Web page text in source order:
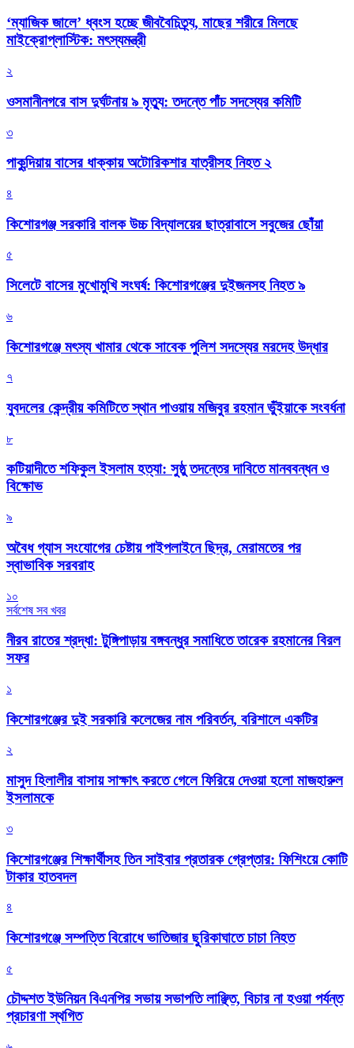
‘ম্যাজিক জালে’ ধ্বংস হচ্ছে জীববৈচিত্র্য, মাছের শরীরে মিলছে
মাইক্রোপ্লাস্টিক: মৎস্যমন্ত্রী
২
ওসমানীনগরে বাস দুর্ঘটনায় ৯ মৃত্যু: তদন্তে পাঁচ সদস্যের কমিটি
৩
পাকুন্দিয়ায় বাসের ধাক্কায় অটোরিকশার যাত্রীসহ নিহত ২
৪
কিশোরগঞ্জ সরকারি বালক উচ্চ বিদ্যালয়ের ছাত্রাবাসে সবুজের ছোঁয়া
৫
সিলেটে বাসের মুখোমুখি সংঘর্ষ: কিশোরগঞ্জের দুইজনসহ নিহত ৯
৬
কিশোরগঞ্জে মৎস্য খামার থেকে সাবেক পুলিশ সদস্যের মরদেহ উদ্ধার
৭
যুবদলের কেন্দ্রীয় কমিটিতে স্থান পাওয়ায় মজিবুর রহমান ভুঁইয়াকে সংবর্ধনা
৮
কটিয়াদীতে শফিকুল ইসলাম হত্যা: সুষ্ঠু তদন্তের দাবিতে মানববন্ধন ও
বিক্ষোভ
৯
অবৈধ গ্যাস সংযোগের চেষ্টায় পাইপলাইনে ছিদ্র, মেরামতের পর
স্বাভাবিক সরবরাহ
১০
সর্বশেষ সব খবর
নীরব রাতের শ্রদ্ধা: টুঙ্গিপাড়ায় বঙ্গবন্ধুর সমাধিতে তারেক রহমানের বিরল
সফর
১
কিশোরগঞ্জের দুই সরকারি কলেজের নাম পরিবর্তন, বরিশালে একটির
২
মাসুদ হিলালীর বাসায় সাক্ষাৎ করতে গেলে ফিরিয়ে দেওয়া হলো মাজহারুল
ইসলামকে
৩
কিশোরগঞ্জের শিক্ষার্থীসহ তিন সাইবার প্রতারক গ্রেপ্তার: ফিশিংয়ে কোটি
টাকার হাতবদল
৪
কিশোরগঞ্জে সম্পত্তি বিরোধে ভাতিজার ছুরিকাঘাতে চাচা নিহত
৫
চৌদ্দশত ইউনিয়ন বিএনপির সভায় সভাপতি লাঞ্ছিত, বিচার না হওয়া পর্যন্ত
প্রচারণা স্থগিত